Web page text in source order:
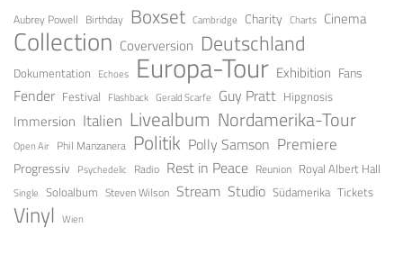
Aubrey Powell Birthday Boxset Cambridge Charity Charts Cinema
Collection Coverversion Deutschland
Dokumentation Echoes Europa-Tour Exhibition Fans
Fender Festival Flashback Gerald Scarfe Guy Pratt Hipgnosis
Immersion Italien Livealbum Nordamerika-Tour
Open Air Phil Manzanera Politik Polly Samson Premiere
Progressiv Psychedelic Radio Rest in Peace Reunion Royal Albert Hall
Single Soloalbum Steven Wilson Stream Studio Südamerika Tickets
Vinyl Wien